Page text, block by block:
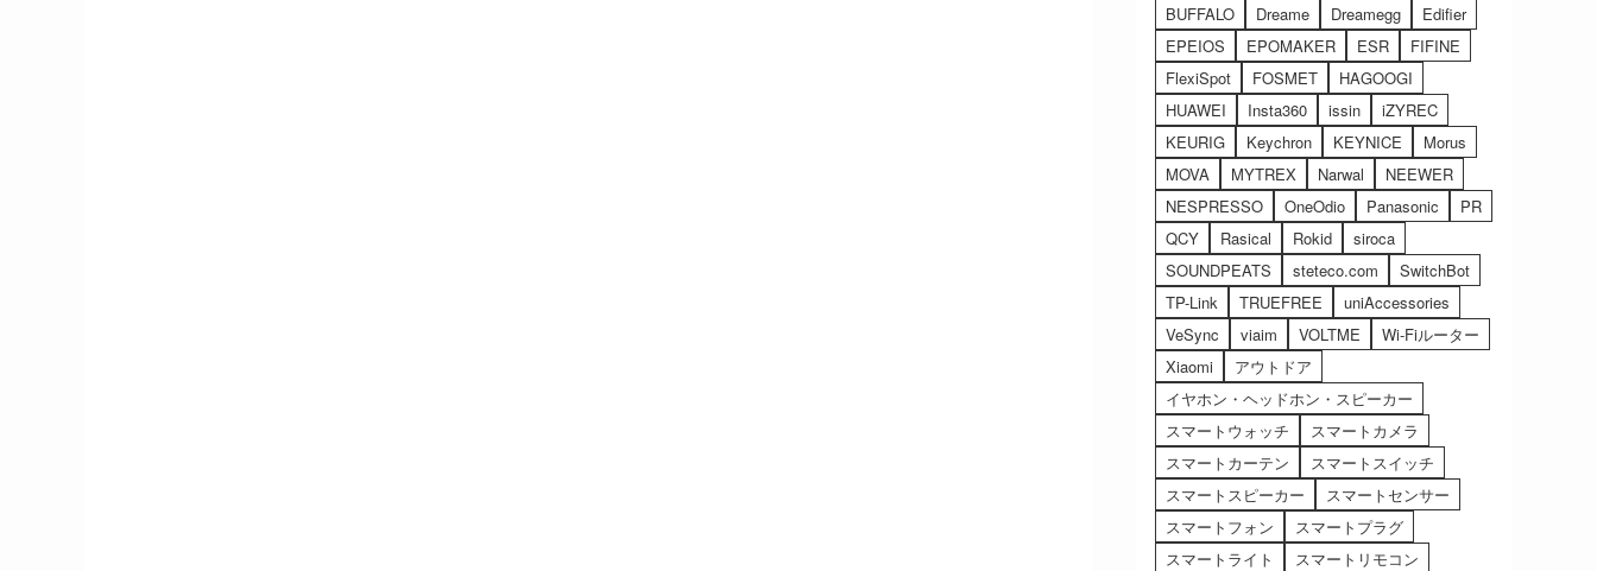
BUFFALO
Dreame Dreamegg
Edifier
EPEIOS
EPOMAKER ESR
FIFINE
FlexiSpot
FOSMET
HAGOOGI
HUAWEI
Insta360 issin
iZYREC
KEURIG
Keychron KEYNICE
Morus
MOVA
MYTREX Narwal
NEEWER
NESPRESSO
OneOdio Panasonic
PR
QCY
Rasical Rokid
siroca
SOUNDPEATS
steteco.com
SwitchBot
TP-Link
TRUEFREE
uniAccessories
VeSync
viaim VOLTME
Wi-Fiルーター
Xiaomi
アウトドア
イヤホン・ヘッドホン・スピーカー
スマートウォッチ
スマートカメラ
スマートカーテン
スマートスイッチ
スマートスピーカー
スマートセンサー
スマートフォン
スマートプラグ
スマートライト
スマートリモコン